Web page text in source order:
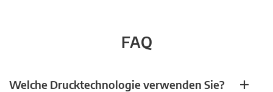
FAQ
Welche Drucktechnologie verwenden Sie?